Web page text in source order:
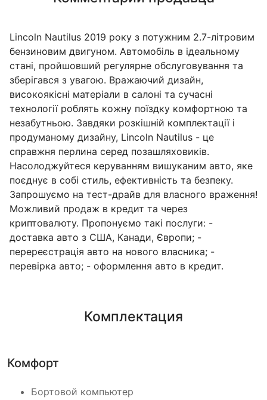
Lincoln Nautilus 2019 року з потужним 2.7-літровим
бензиновим двигуном. Автомобіль в ідеальному
стані, пройшовший регулярне обслуговування та
зберігався з увагою. Вражаючий дизайн,
високоякісні матеріали в салоні та сучасні
технології роблять кожну поїздку комфортною та
незабутньою. Завдяки розкішній комплектації і
продуманому дизайну, Lincoln Nautilus - це
справжня перлина серед позашляховиків.
Насолоджуйтеся керуванням вишуканим авто, яке
поєднує в собі стиль, ефективність та безпеку.
Запрошуємо на тест-драйв для власного враження!
Можливий продаж в кредит та через
криптовалюту. Пропонуємо такі послуги: -
доставка авто з США, Канади, Європи; -
перереєстрація авто на нового власника; -
перевірка авто; - оформлення авто в кредит.
Комплектация
Комфорт
Бортовой компьютер